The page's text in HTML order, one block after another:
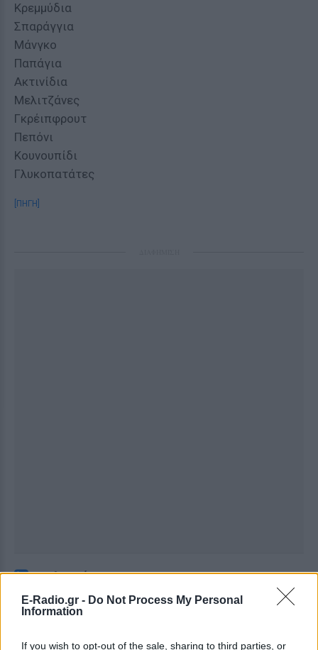
E-Radio.gr - Do Not Process My Personal
Information
If you wish to opt-out of the sale, sharing to third parties, or
Κρεμμύδια
Σπαράγγια
Μάνγκο
Παπάγια
Ακτινίδια
Μελιτζάνες
Γκρέιπφρουτ
Πεπόνι
Κουνουπίδι
Γλυκοπατάτες
[ΠΗΓΗ]
Ακολουθήστε το E-Radio.gr στοGoogle News
και μάθετε πρώτοι τα πιο hot νέα.
και ότι σου κάνει κλικ!